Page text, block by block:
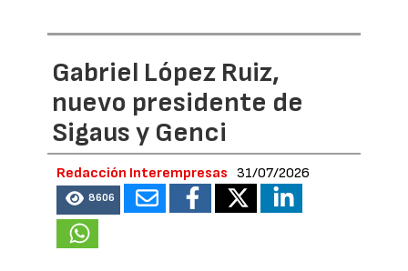
Gabriel López Ruiz,
nuevo presidente de
Sigaus y Genci
Redacción Interempresas 31/07/2026
8606